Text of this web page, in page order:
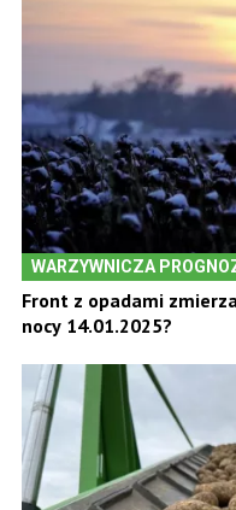
WARZYWNICZA
Front z opadami
nocy 14.01.2025?